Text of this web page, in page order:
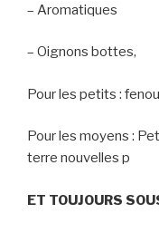
– Aromatiques
– Oignons bottes,
Pour les petits :
Pour les moyens :
terre nouvelles p
ET TOUJOURS